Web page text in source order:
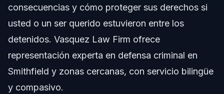
Errores Comunes que Debe Evitar Tras las
Redadas en Vance County
de Drogas
Costos y Honorarios: Factores que Influyen en el
Precio de la Defensa
Notas Jurisdiccionales para Casos de Drogas en
consecuencias y cómo proteger sus derechos si
usted o un ser querido estuvieron entre los
detenidos. Vasquez Law Firm ofrece
representación experta en defensa criminal en
Smithfield y zonas cercanas, con servicio bilingüe
y compasivo.